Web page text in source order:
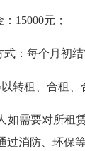
15000元；
式：每个月初结
转租、合租、
如需要对所租
过消防、环保